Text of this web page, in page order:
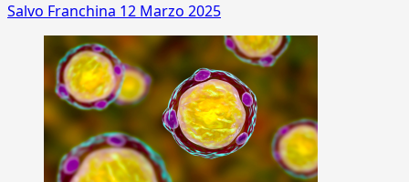
Salvo Franchina 12 Marzo 2025